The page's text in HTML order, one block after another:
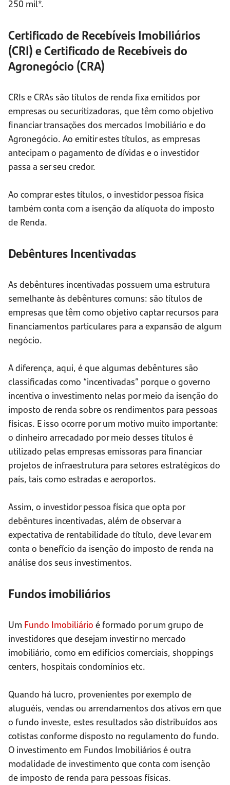
250 mil*.
Certificado de Recebíveis Imobiliários
(CRI) e Certificado de Recebíveis do
Agronegócio (CRA)
CRIs e CRAs são títulos de renda fixa emitidos por
empresas ou securitizadoras, que têm como objetivo
financiar transações dos mercados Imobiliário e do
Agronegócio. Ao emitir estes títulos, as empresas
antecipam o pagamento de dívidas e o investidor
passa a ser seu credor.
Ao comprar estes títulos, o investidor pessoa física
também conta com a isenção da alíquota do imposto
de Renda.
Debêntures Incentivadas
As debêntures incentivadas possuem uma estrutura
semelhante às debêntures comuns: são títulos de
empresas que têm como objetivo captar recursos para
financiamentos particulares para a expansão de algum
negócio.
A diferença, aqui, é que algumas debêntures são
classificadas como “incentivadas” porque o governo
incentiva o investimento nelas por meio da isenção do
imposto de renda sobre os rendimentos para pessoas
físicas. E isso ocorre por um motivo muito importante:
o dinheiro arrecadado por meio desses títulos é
utilizado pelas empresas emissoras para financiar
projetos de infraestrutura para setores estratégicos do
país, tais como estradas e aeroportos.
Assim, o investidor pessoa física que opta por
debêntures incentivadas, além de observar a
expectativa de rentabilidade do título, deve levar em
conta o benefício da isenção do imposto de renda na
análise dos seus investimentos.
Fundos imobiliários
Um Fundo Imobiliário é formado por um grupo de
investidores que desejam investir no mercado
imobiliário, como em edifícios comerciais, shoppings
centers, hospitais condomínios etc.
Quando há lucro, provenientes por exemplo de
aluguéis, vendas ou arrendamentos dos ativos em que
o fundo investe, estes resultados são distribuídos aos
cotistas conforme disposto no regulamento do fundo.
O investimento em Fundos Imobiliários é outra
modalidade de investimento que conta com isenção
de imposto de renda para pessoas físicas.